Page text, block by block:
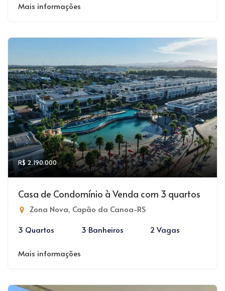
Mais informações
R$ 2.190.000
Casa de Condomínio à Venda com 3 quartos
Zona Nova, Capão da Canoa-RS
3 Quartos
3 Banheiros 2 Vagas
Mais informações